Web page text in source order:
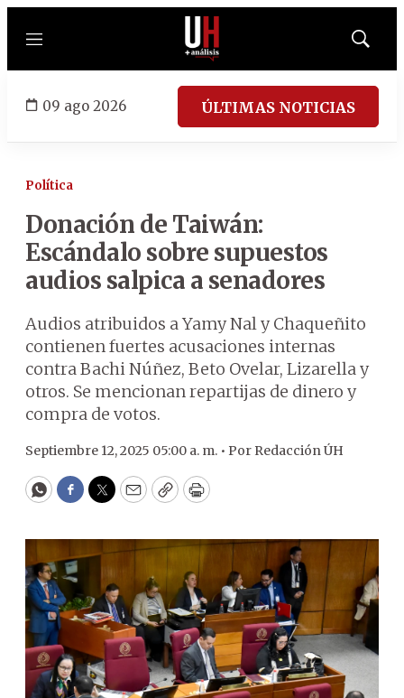
Menú
Mostrar
09 ago 2026 ÚLTIMAS NOTICIAS
Política
Donación de Taiwán:
Escándalo sobre supuestos
audios salpica a senadores
Audios atribuidos a Yamy Nal y Chaqueñito
contienen fuertes acusaciones internas
contra Bachi Núñez, Beto Ovelar, Lizarella y
otros. Se mencionan repartijas de dinero y
compra de votos.
Septiembre 12, 2025 05:00 a. m. • Por Redacción ÚH
WhatsApp
Facebook
Twitter
EmailCopyPrint